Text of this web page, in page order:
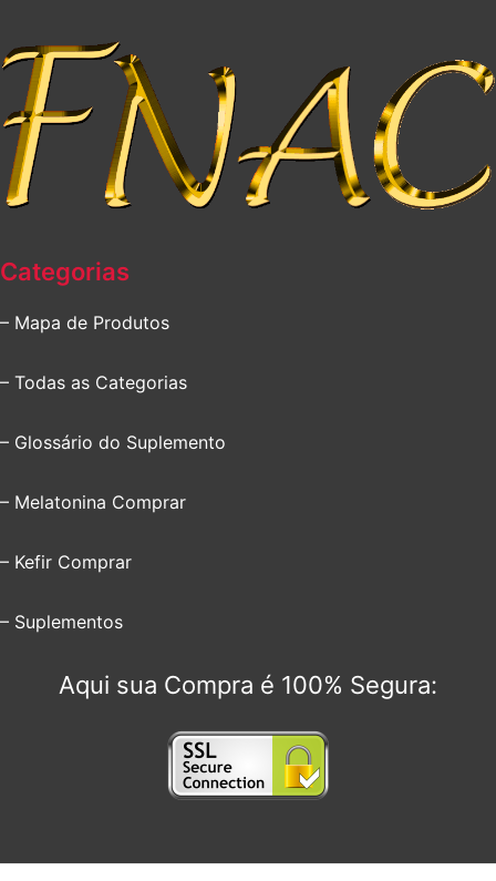
Categorias
– Mapa de Produtos
– Todas as Categorias
– Glossário do Suplemento
– Melatonina Comprar
– Kefir Comprar
– Suplementos
Aqui sua Compra é 100% Segura: